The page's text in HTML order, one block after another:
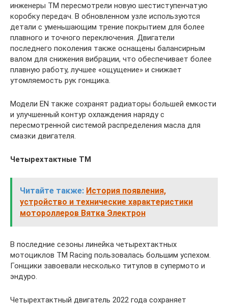
инженеры ТМ пересмотрели новую шестиступенчатую
коробку передач. В обновленном узле используются
детали с уменьшающим трение покрытием для более
плавного и точного переключения. Двигатели
последнего поколения также оснащены балансирным
валом для снижения вибрации, что обеспечивает более
плавную работу, лучшее «ощущение» и снижает
утомляемость рук гонщика.
Модели EN также сохранят радиаторы большей емкости
и улучшенный контур охлаждения наряду с
пересмотренной системой распределения масла для
смазки двигателя.
Четырехтактные TM
Читайте также: История появления,
устройство и технические характеристики
мотороллеров Вятка Электрон
В последние сезоны линейка четырехтактных
мотоциклов TM Racing пользовалась большим успехом.
Гонщики завоевали несколько титулов в супермото и
эндуро.
Четырехтактный двигатель 2022 года сохраняет